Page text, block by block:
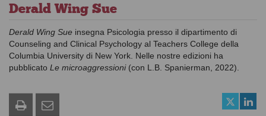
Derald Wing Sue
Derald Wing Sue insegna Psicologia presso il dipartimento di
Counseling and Clinical Psychology al Teachers College della
Columbia University di New York. Nelle nostre edizioni ha
pubblicato Le microaggressioni (con L.B. Spanierman, 2022).